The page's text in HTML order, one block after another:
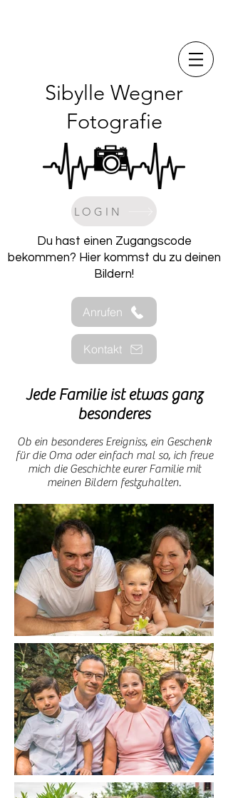
Sibylle Wegner
Fotografie
LOGIN
Du hast einen Zugangscode
bekommen? Hier kommst du zu deinen
Bildern!
Anrufen
Kontakt
Jede Familie ist etwas ganz
besonderes
Ob ein besonderes Ereigniss, ein Geschenk
für die Oma oder einfach mal so, ich freue
mich die Geschichte eurer Familie mit
meinen Bildern festzuhalten.